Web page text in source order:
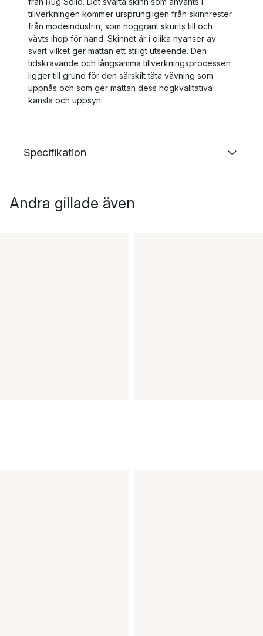
tillverkningen kommer ursprungligen från skinnrester
från modeindustrin, som noggrant skurits till och
vävts ihop för hand. Skinnet är i olika nyanser av
svart vilket ger mattan ett stiligt utseende. Den
tidskrävande och långsamma tillverkningsprocessen
ligger till grund för den särskilt täta vävning som
uppnås och som ger mattan dess högkvalitativa
känsla och uppsyn.
Specifikation
Andra gillade även